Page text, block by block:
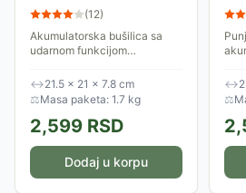
bušilica 20V (bez
70105-0
(12)
Akumulatorska bušilica sa
udarnom funkcijom
udobnost i brzo bušenje ili
šrafljenje. Pored ergonomske
ručke, za udoban rad brine...
↔21.5 × 21 × 7.8 cm
⚖Masa paketa: 1.7 kg
2,599 RSD
Dodaj u korpu
↔
⚖